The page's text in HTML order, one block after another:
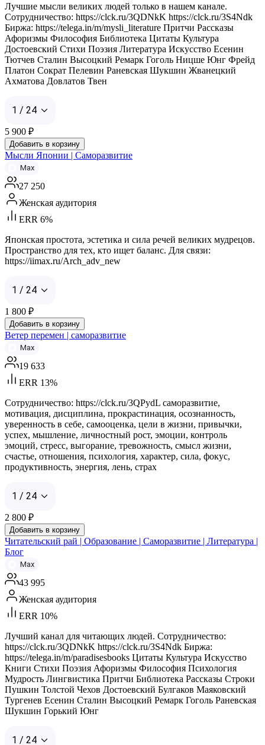
Лучшие мысли великих людей только в нашем канале.
Сотрудничество: https://clck.ru/3QDNkK https://clck.ru/3S4Ndk
Биржа: https://telega.in/m/mysli_literature Притчи Рассказы
Афоризмы Философия Библиотека Цитаты Культура
Достоевский Стихи Поэзия Литература Искусство Есенин
Тютчев Сталин Высоцкий Ремарк Гоголь Ницше Юнг Фрейд
Платон Сократ Пелевин Раневская Шукшин Жванецкий
Ахматова Довлатов Твен
1 / 24
5 900 ₽
Добавить в корзину
Мысли Японии | Саморазвитие
Max
27 250
Женская аудитория
ERR 6%
Японская простота, эстетика и сила речей великих мудрецов.
Пространство для тех, кто ищет баланс. Для связи:
https://iimax.ru/Arch_adv_new
1 / 24
1 800 ₽
Добавить в корзину
Ветер перемен | саморазвитие
Max
19 633
ERR 13%
Сотрудничество: https://clck.ru/3QPydL саморазвитие,
мотивация, дисциплина, прокрастинация, осознанность,
уверенность в себе, самооценка, цели в жизни, привычки,
успех, мышление, личностный рост, эмоции, контроль
эмоций, стресс, выгорание, тревожность, смысл жизни,
счастье, отношения, психология, характер, сила, фокус,
продуктивность, энергия, лень, страх
1 / 24
2 800 ₽
Добавить в корзину
Читательский рай | Образование | Саморазвитие | Литература |
Блог
Max
43 995
Женская аудитория
ERR 10%
Лучший канал для читающих людей. Сотрудничество:
https://clck.ru/3QDNkK https://clck.ru/3S4Ndk Биржа:
https://telega.in/m/paradisesbooks Цитаты Культура Искусство
Книги Стихи Поэзия Афоризмы Философия Психология
Мудрость Лингвистика Притчи Библиотека Рассказы Строки
Пушкин Толстой Чехов Достоевский Булгаков Маяковский
Тургенев Есенин Сталин Высоцкий Ремарк Гоголь Раневская
Шукшин Горький Юнг
1 / 24